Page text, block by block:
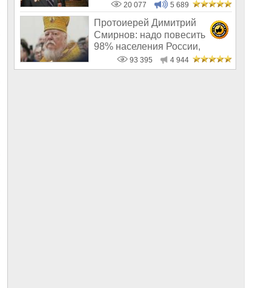
20 077 5 689
Протоиерей Димитрий
Смирнов: надо повесить
98% населения России,
чтобы восторжество
93 395 4 944